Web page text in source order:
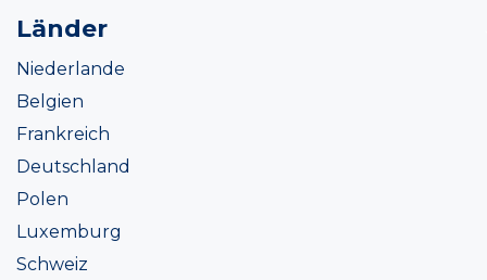
Länder
Niederlande
Belgien
Frankreich
Deutschland
Polen
Luxemburg
Schweiz